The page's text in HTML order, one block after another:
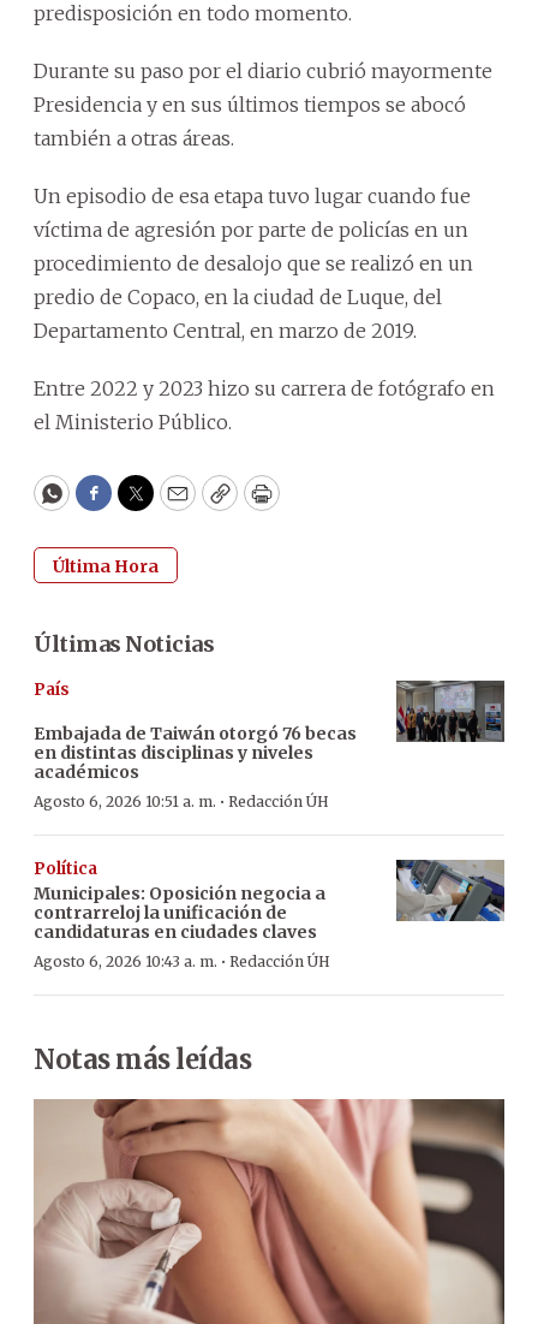
predisposición en todo momento.
Durante su paso por el diario cubrió mayormente
Presidencia y en sus últimos tiempos se abocó
también a otras áreas.
Un episodio de esa etapa tuvo lugar cuando fue
víctima de agresión por parte de policías en un
procedimiento de desalojo que se realizó en un
predio de Copaco, en la ciudad de Luque, del
Departamento Central, en marzo de 2019.
Entre 2022 y 2023 hizo su carrera de fotógrafo en
el Ministerio Público.
WhatsApp
Facebook
Twitter
EmailCopyPrint
Última Hora
Últimas Noticias
País
Embajada de Taiwán otorgó 76 becas
en distintas disciplinas y niveles
académicos
Agosto 6, 2026 10:51 a. m. · Redacción ÚH
Política
Municipales: Oposición negocia a
contrarreloj la unificación de
candidaturas en ciudades claves
Agosto 6, 2026 10:43 a. m. · Redacción ÚH
Notas más leídas